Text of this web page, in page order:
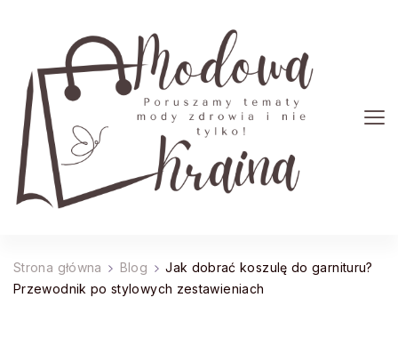
Strona główna Blog
Jak dobrać koszulę do garnituru?
Przewodnik po stylowych zestawieniach